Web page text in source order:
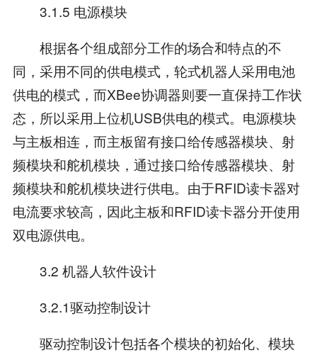
3.1.5 电源模块
根据各个组成部分工作的场合和特点的不
同，采用不同的供电模式，轮式机器人采用电池
供电的模式，而XBee协调器则要一直保持工作状
态，所以采用上位机USB供电的模式。电源模块
与主板相连，而主板留有接口给传感器模块、射
频模块和舵机模块，通过接口给传感器模块、射
频模块和舵机模块进行供电。由于RFID读卡器对
电流要求较高，因此主板和RFID读卡器分开使用
双电源供电。
3.2 机器人软件设计
3.2.1驱动控制设计
驱动控制设计包括各个模块的初始化、模块